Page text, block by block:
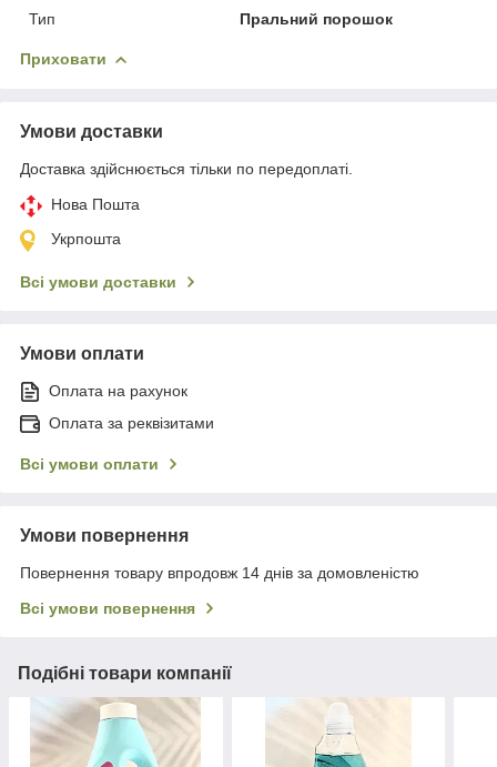
Тип
Пральний порошок
Приховати
Умови доставки
Доставка здійснюється тільки по передоплаті.
Нова Пошта
Укрпошта
Всі умови доставки
Умови оплати
Оплата на рахунок
Оплата за реквізитами
Всі умови оплати
Умови повернення
Повернення товару впродовж 14 днів за домовленістю
Всі умови повернення
Подібні товари компанії